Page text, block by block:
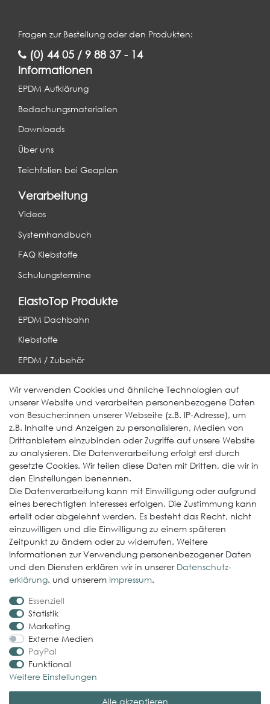
Fragen zur Bestellung oder den Produkten:
(0) 44 05 / 9 88 37 - 14
Informationen
EPDM Aufklärung
Bedachungsmaterialien
Downloads
Über uns
Teichfolien bei Geaplan
Verarbeitung
Videos
Systemhandbuch
FAQ Klebstoffe
Schulungstermine
ElastoTop Produkte
EPDM Dachbahn
Klebstoffe
EPDM / Zubehör
Weitere Produkte
EcoDach EPDM
ElastoGround EPDM Streifen
Multi-Fix Solarhalter
Service
Gewerbekunde werden
Versand & Zahlungsbedingungen
Kontaktformular
Probleme bei der Bestellung?
Rechtliches
Impressum
AGB
Datenschutzerklärung
Widerrufsrecht
Wir verwenden Cookies und ähnliche Technologien auf
unserer Website und verarbeiten personenbezogene Daten
von Besucher:innen unserer Webseite (z.B. IP-Adresse), um
z.B. Inhalte und Anzeigen zu personalisieren, Medien von
Drittanbietern einzubinden oder Zugriffe auf unsere Website
zu analysieren. Die Datenverarbeitung erfolgt erst durch
gesetzte Cookies. Wir teilen diese Daten mit Dritten, die wir in
den Einstellungen benennen.
Die Datenverarbeitung kann mit Einwilligung oder aufgrund
eines berechtigten Interesses erfolgen. Die Zustimmung kann
erteilt oder abgelehnt werden. Es besteht das Recht, nicht
einzuwilligen und die Einwilligung zu einem späteren
Zeitpunkt zu ändern oder zu widerrufen. Weitere
Informationen zur Verwendung personenbezogener Daten
und den Diensten erklären wir in unserer Daten­schutz­
erklärung. und unserem Impressum.
Essenziell
Statistik
Marketing
Externe Medien
PayPal
Funktional
Weitere Einstellungen
Alle akzeptieren